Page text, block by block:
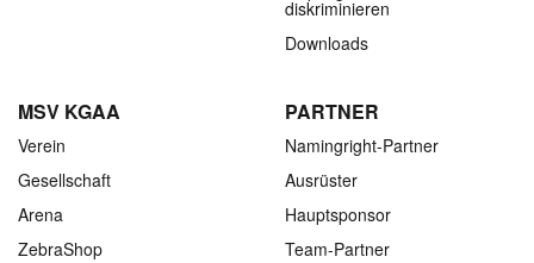
diskriminieren
Downloads
MSV KGAA
Verein
Gesellschaft
Arena
ZebraShop
PARTNER
Namingright-Partner
Ausrüster
Hauptsponsor
Team-Partner